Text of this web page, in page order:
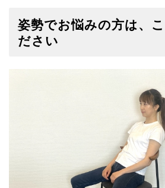
姿勢でお悩みの方は、
ださい